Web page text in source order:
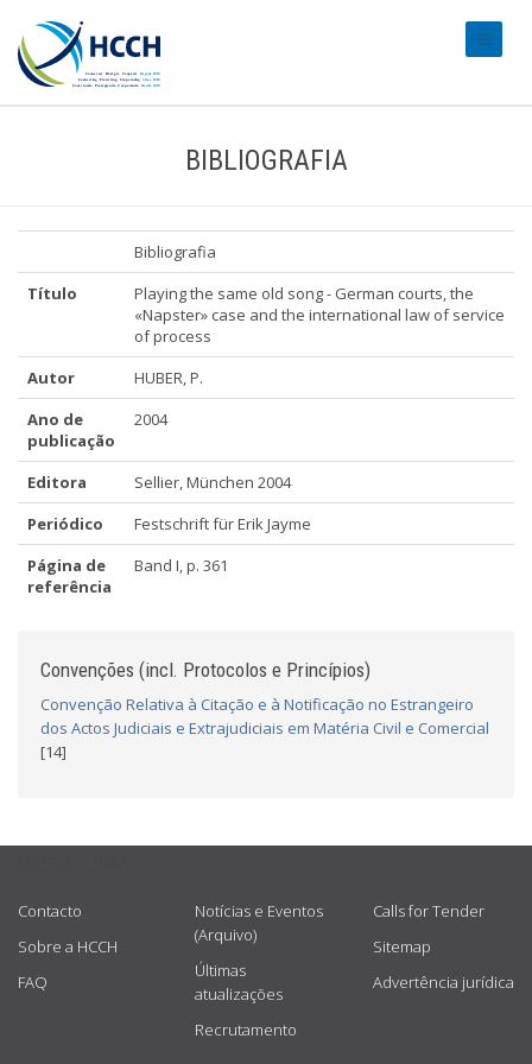
BIBLIOGRAFIA
Bibliografia
Título
Playing the same old song - German courts, the
«Napster» case and the international law of service
of process
Autor
HUBER, P.
Ano de
publicação
2004
Editora
Sellier, München 2004
Periódico
Festschrift für Erik Jayme
Página de
referência
Band I, p. 361
Convenções (incl. Protocolos e Princípios)
Convenção Relativa à Citação e à Notificação no Estrangeiro
dos Actos Judiciais e Extrajudiciais em Matéria Civil e Comercial
[14]
Contacto
Sobre a HCCH
FAQ
Notícias e Eventos
(Arquivo)
Últimas
atualizações
Recrutamento
Calls for Tender
Sitemap
Advertência jurídica